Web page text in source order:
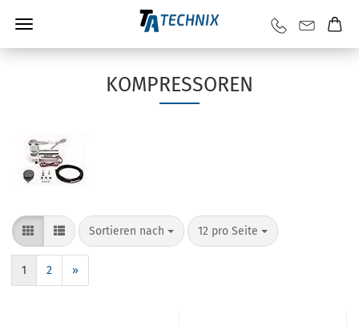
KOMPRESSOREN
Sortieren nach 12 pro Seite
1 2 »